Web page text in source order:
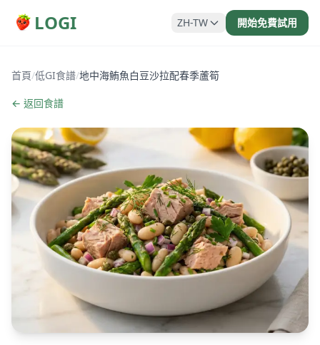
LOGI ZH-TW 開始免費試用
首頁/低GI食譜/地中海鮪魚白豆沙拉配春季蘆筍
← 返回食譜